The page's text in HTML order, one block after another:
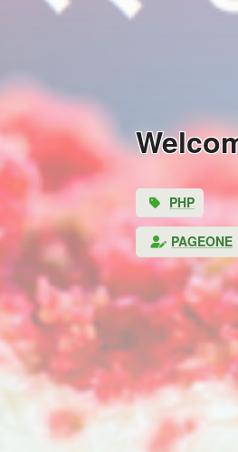
PHP
PAGEONE